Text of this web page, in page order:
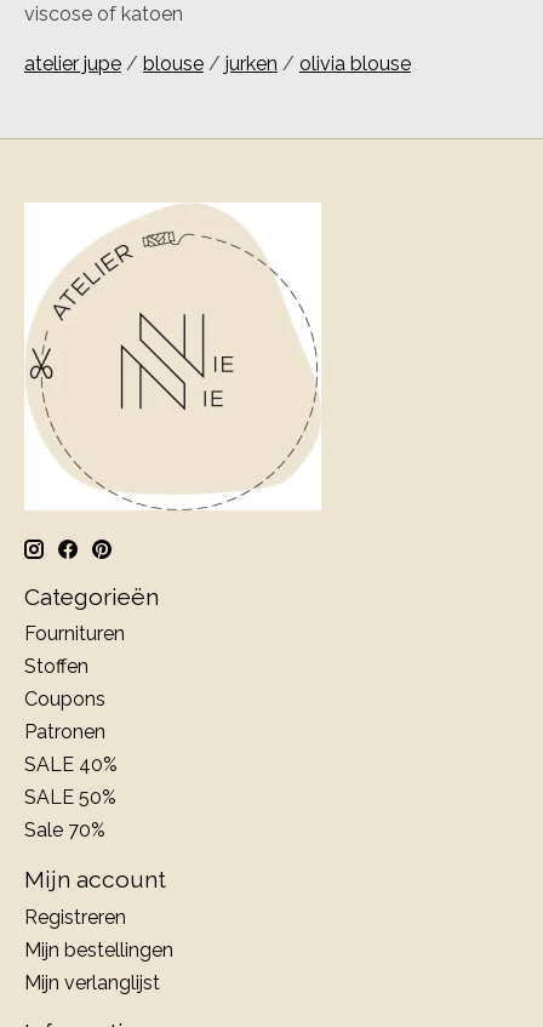
viscose of katoen
atelier jupe / blouse / jurken / olivia blouse
Categorieën
Fournituren
Stoffen
Coupons
Patronen
SALE 40%
SALE 50%
Sale 70%
Mijn account
Registreren
Mijn bestellingen
Mijn verlanglijst